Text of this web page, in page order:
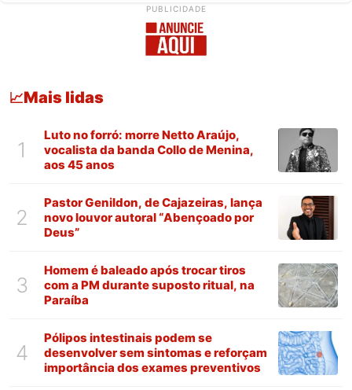
PUBLICIDADE
📈Mais lidas
1
Luto no forró: morre Netto Araújo,
vocalista da banda Collo de Menina,
aos 45 anos
2
Pastor Genildon, de Cajazeiras, lança
novo louvor autoral “Abençoado por
Deus”
3
Homem é baleado após trocar tiros
com a PM durante suposto ritual, na
Paraíba
4
Pólipos intestinais podem se
desenvolver sem sintomas e reforçam
importância dos exames preventivos